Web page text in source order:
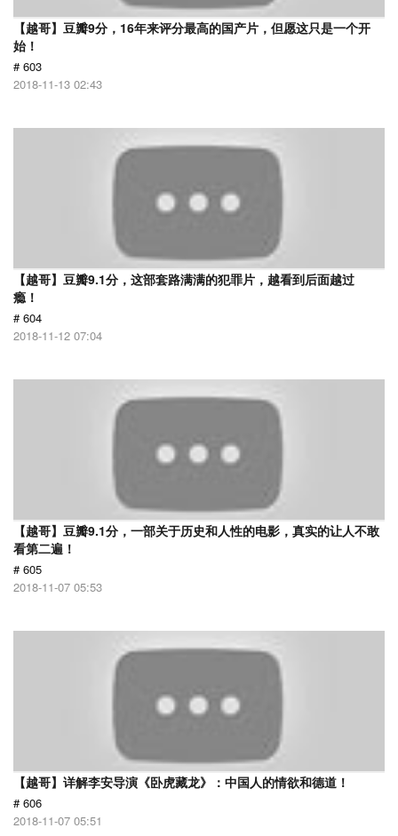
【越哥】豆瓣9分，16年来评分最高的国产片，但愿这只是一个开
始！
# 603
2018-11-13 02:43
【越哥】豆瓣9.1分，这部套路满满的犯罪片，越看到后面越过
瘾！
# 604
2018-11-12 07:04
【越哥】豆瓣9.1分，一部关于历史和人性的电影，真实的让人不敢
看第二遍！
# 605
2018-11-07 05:53
【越哥】详解李安导演《卧虎藏龙》：中国人的情欲和德道！
# 606
2018-11-07 05:51